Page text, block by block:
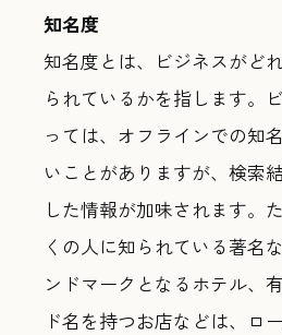
知名度
知名度とは、ビジネスがど
られているかを指します。
っては、オフラインでの知
いことがありますが、検索
した情報が加味されます。
くの人に知られている著名
ンドマークとなるホテル、
ド名を持つお店などは、ロ